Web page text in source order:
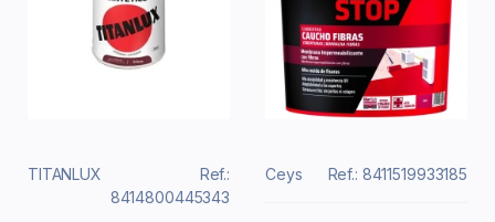
TITANLUX
Ref.:
8414800445343
Ceys Ref.: 8411519933185